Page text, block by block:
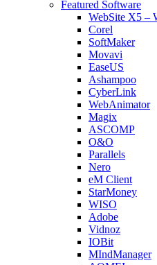
Featured Software
WebSite X5 –
Corel
SoftMaker
Movavi
EaseUS
Ashampoo
CyberLink
WebAnimator
Magix
ASCOMP
O&O
Parallels
Nero
eM Client
StarMoney
WISO
Adobe
Vidnoz
IOBit
MIndManager